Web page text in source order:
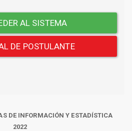
AL SISTEMA
DE POSTULANTE
DE INFORMACIÓN Y ESTADÍSTICA
2022